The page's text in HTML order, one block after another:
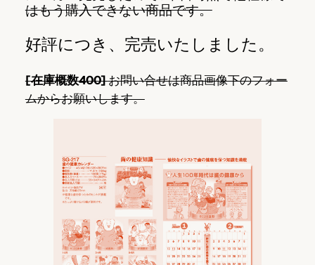
はもう購入できない商品です。
好評につき、完売いたしました。
[在庫概数400]お問い合せは商品画像下のフォー
ムからお願いします。